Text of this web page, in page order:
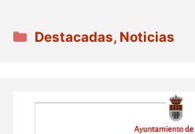
Categorías
Destacadas, Noticias